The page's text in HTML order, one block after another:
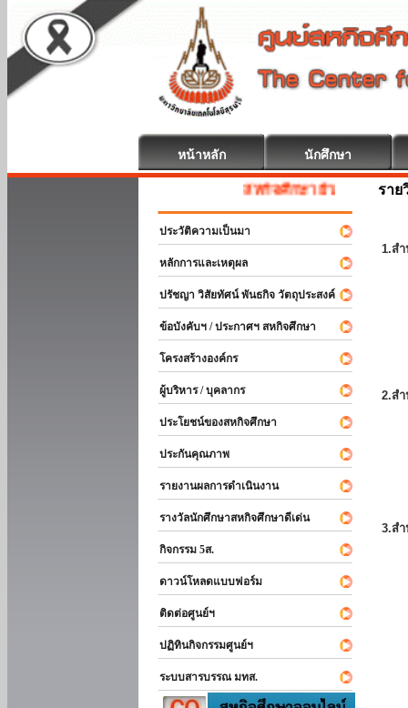
หน้าหลัก นักศึกษา
สหกิจศึกษา ยินดีต้อนรับ
ประวัติความเป็นมา
หลักการและเหตุผล
ปรัชญา วิสัยทัศน์ พันธกิจ วัตถุประสงค์
ข้อบังคับฯ / ประกาศฯ สหกิจศึกษา
โครงสร้างองค์กร
ผู้บริหาร / บุคลากร
ประโยชน์ของสหกิจศึกษา
ประกันคุณภาพ
รายงานผลการดำเนินงาน
รางวัลนักศึกษาสหกิจศึกษาดีเด่น
กิจกรรม 5ส.
ดาวน์โหลดแบบฟอร์ม
ติดต่อศูนย์ฯ
ปฏิทินกิจกรรมศูนย์ฯ
ระบบสารบรรณ มทส.
ราย
1.ส
2.ส
3.ส